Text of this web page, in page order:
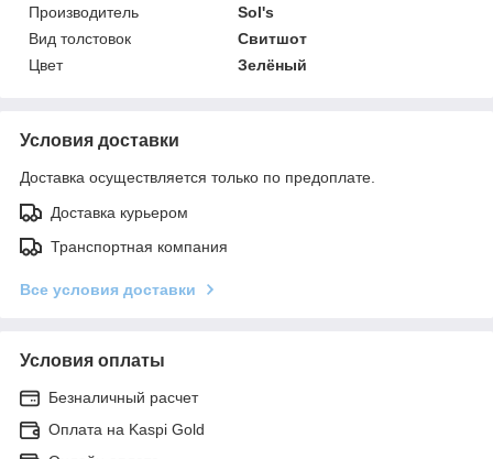
Производитель
Sol's
Вид толстовок
Свитшот
Цвет
Зелёный
Условия доставки
Доставка осуществляется только по предоплате.
Доставка курьером
Транспортная компания
Все условия доставки
Условия оплаты
Безналичный расчет
Оплата на Kaspi Gold